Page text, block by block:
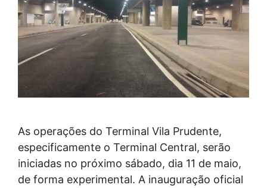
As operações do Terminal Vila Prudente,
especificamente o Terminal Central, serão
iniciadas no próximo sábado, dia 11 de maio,
de forma experimental. A inauguração oficial